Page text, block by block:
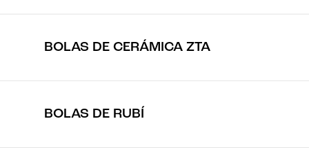
BOLAS DE CERÁMICA ZTA
BOLAS DE RUBÍ